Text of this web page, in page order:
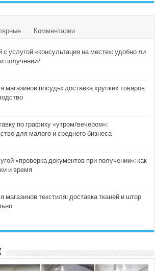
Комментарии
с услугой «консультация на месте»: удобно ли
получении?
магазинов посуды: доставка хрупких товаров
по графику «утром/вечером»:
для малого и среднего бизнеса
«проверка документов при получении»: как
и время
магазинов текстиля: доставка тканей и штор